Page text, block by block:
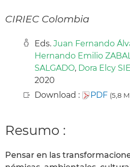
CIRIEC Colombia
Eds. Juan Fernando
Hernando Emilio
SALGADO, Dora Elcy
2020
Download :
PDF (5,8
Resumo :
Pensar en las